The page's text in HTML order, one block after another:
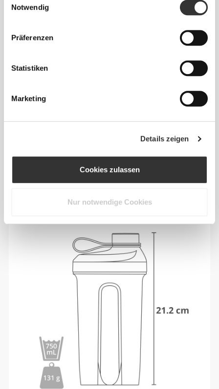
Notwendig
Präferenzen
Statistiken
Marketing
Details zeigen
Cookies zulassen
Nur notwendige Cookies
Fassungsvermögen: 750 ml
Spülmaschinengeeignet (max. 60 ºC/140 ºF)
MASSE